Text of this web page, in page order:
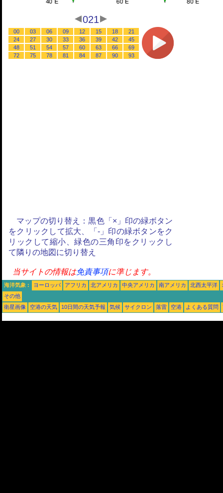
021
00 03 06 09 12 15 18
21
24
27 30 33 36 39 42
45
48
51 54 57 60 63 66
69
72
75 78 81 84 87 90 93
マップの切り替え：黒色「×」印の緑ボタン
をクリックして拡大、「-」印の緑ボタンをク
リックして縮小、緑色の三角印をクリックし
て隣りの地図に切り替え
当サイトの情報は免責事項に準じます。
海洋気象 : ヨーロッパ アフリカ 北アメリカ 中央アメリカ 南アメリカ 北西太平洋
その他
衛星画像
空港の天気 10日間の天気予報 気候 サイクロン 落雷 空港 よくある質問